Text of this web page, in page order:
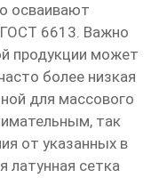
осваивают
ГОСТ 6613. Важно
продукции может
более низкая
для массового
так
от указанных в
латунная сетка